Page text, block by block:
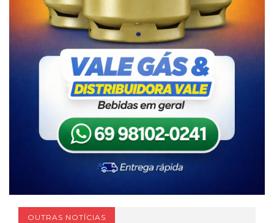
OUTRAS NOTÍCIAS